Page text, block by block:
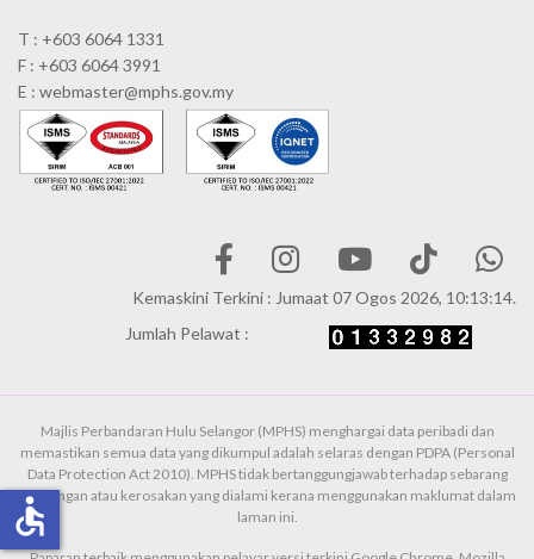
T : +603 6064 1331
F : +603 6064 3991
E : webmaster@mphs.gov.my
Kemaskini Terkini : Jumaat 07 Ogos 2026, 10:13:14.
Jumlah Pelawat :
Majlis Perbandaran Hulu Selangor (MPHS) menghargai data peribadi dan
memastikan semua data yang dikumpul adalah selaras dengan PDPA (Personal
Data Protection Act 2010). MPHS tidak bertanggungjawab terhadap sebarang
kehilangan atau kerosakan yang dialami kerana menggunakan maklumat dalam
laman ini.
accessible